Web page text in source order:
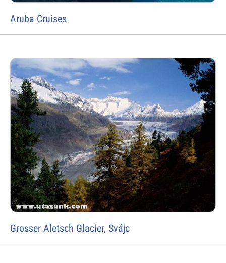
Aruba Cruises
Grosser Aletsch Glacier, Svájc